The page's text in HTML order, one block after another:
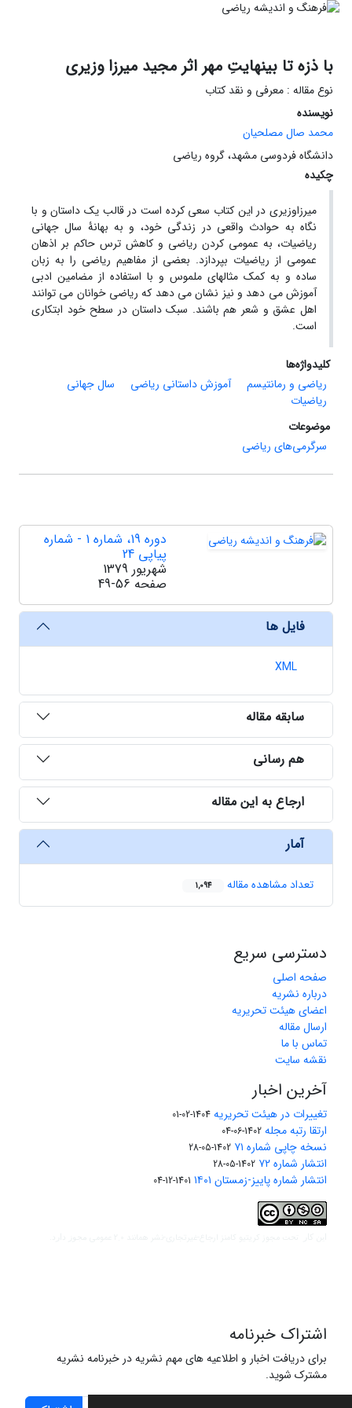
با ذزه تا بینهایتِ مهر اثر مجید میرزا وزیری
نوع مقاله : معرفی و نقد کتاب
نویسنده
محمد صال مصلحیان
دانشگاه فردوسی مشهد، گروه ریاضی
چکیده
میرزاوزیری در این کتاب سعی کرده است در قالب یک داستان و با
نگاه به حوادث واقعی در زندگی خود، و به بهانۀ سال جهانی
ریاضیات، به عمومی کردن ریاضی و کاهش ترس حاکم بر اذهان
عمومی از ریاضیات بپردازد. بعضی از مفاهیم ریاضی را به زبان
ساده و به کمک مثالهای ملموس و با استفاده از مضامین ادبی
آموزش می دهد و نیز نشان می دهد که ریاضی خوانان می توانند
اهل عشق و شعر هم باشند. سبک داستان در سطح خود ابتکاری
است.
کلیدواژه‌ها
ریاضی و رمانتیسم
آموزش داستانی ریاضی
سال جهانی
ریاضیات
موضوعات
سرگرمی‌های ریاضی
دوره 19، شماره 1 - شماره
پیاپی 24
شهریور 1379
صفحه 49-56
فایل ها
XML
سابقه مقاله
هم رسانی
ارجاع به این مقاله
آمار
تعداد مشاهده مقاله 1,094
دسترسی سریع
صفحه اصلی
درباره نشریه
اعضای هیئت تحریریه
ارسال مقاله
تماس با ما
نقشه سایت
آخرین اخبار
تغییرات در هیئت تحریریه 1404-02-01
ارتقا رتبه مجله 1402-06-04
نسخه چاپی شماره ۷۱ 1402-05-28
انتشار شماره ۷۲ 1402-05-28
انتشار شماره پاییز-زمستان ۱۴۰۱ 1401-12-04
اشتراک خبرنامه
برای دریافت اخبار و اطلاعیه های مهم نشریه در خبرنامه نشریه
مشترک شوید.